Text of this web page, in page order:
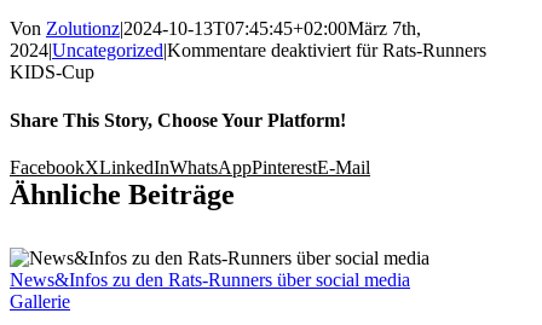
Von Zolutionz|2024-10-13T07:45:45+02:00März 7th,
2024|Uncategorized|Kommentare deaktiviertfür Rats-Runners
KIDS-Cup
Share This Story, Choose Your Platform!
FacebookXLinkedInWhatsAppPinterestE-Mail
Ähnliche Beiträge
News&Infos zu den Rats-Runners über social media
Gallerie